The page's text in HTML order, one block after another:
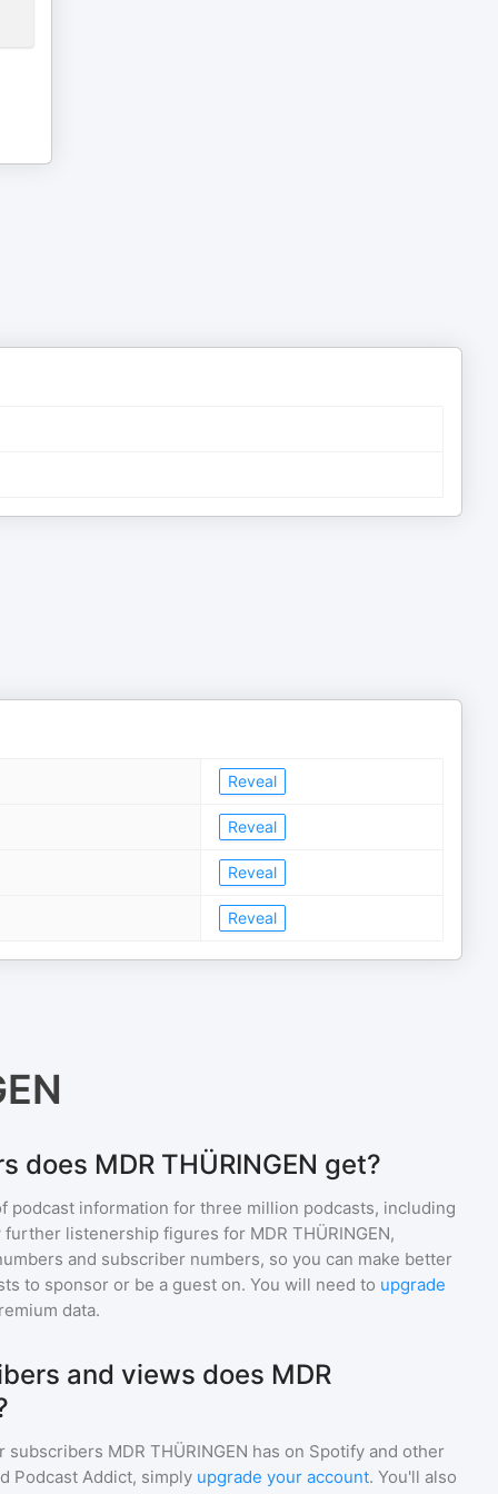
Reveal
Reveal
Reveal
Reveal
does MDR THÜRINGEN get?
podcast information for three million podcasts, including
further listenership figures for MDR THÜRINGEN,
and subscriber numbers, so you can make better
to sponsor or be a guest on. You will need to upgrade
data.
and views does MDR
subscribers MDR THÜRINGEN has on Spotify and other
Podcast Addict, simply upgrade your account. You'll also